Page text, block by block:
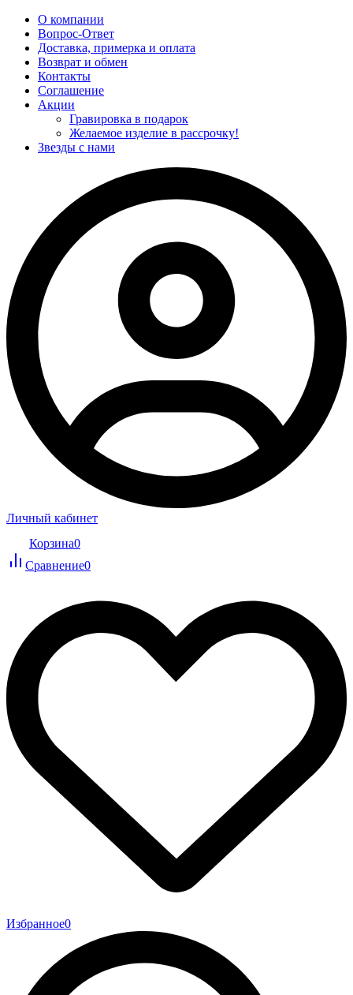
О компании
Вопрос-Ответ
Доставка, примерка и оплата
Возврат и обмен
Контакты
Соглашение
Акции
Гравировка в подарок
Желаемое изделие в рассрочку!
Звезды с нами
Личный кабинет
Корзина0
Сравнение0
Избранное0